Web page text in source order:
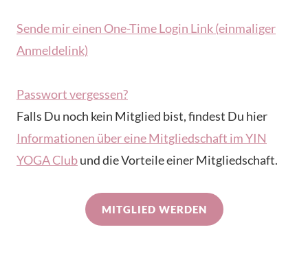
Sende mir einen One-Time Login Link (einmaliger
Anmeldelink)
Passwort vergessen?
Falls Du noch kein Mitglied bist, findest Du hier
Informationen über eine Mitgliedschaft im YIN
YOGA Clubund die Vorteile einer Mitgliedschaft.
MITGLIED WERDEN